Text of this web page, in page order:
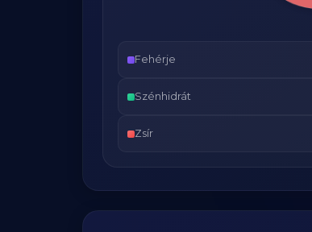
Fehérje
Szénhidrát
Zsír